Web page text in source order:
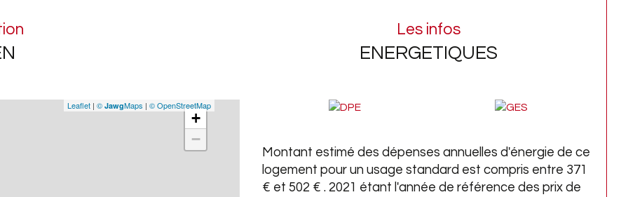
Famille DAGON, 3 générations à votre service
dans l'immobilier, depuis 1964.
est exposé sont disponibles sur le site
Géorisques
+
−
Leaflet |©JawgMaps |© OpenStreetMap
Les infos
ENERGETIQUES
Montant estimé des dépenses annuelles d'énergie de ce
logement pour un usage standard est compris entre 371
€ et 502 € . 2021 étant l'année de référence des prix de